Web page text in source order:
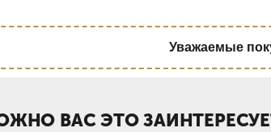
Уважаемые
ВАС ЭТО